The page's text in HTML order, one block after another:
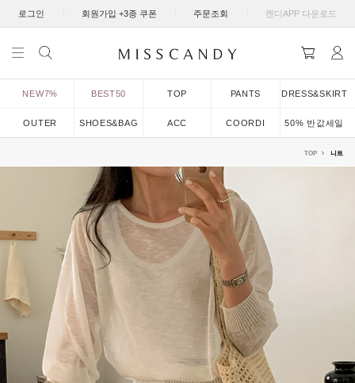
로그인 회원가입 +3종 쿠폰 주문조회 캔디APP 다운로드
NEW7% BEST50 TOP PANTS DRESS&SKIRT
OUTER SHOES&BAG ACC COORDI 50% 반값세일
TOP 니트